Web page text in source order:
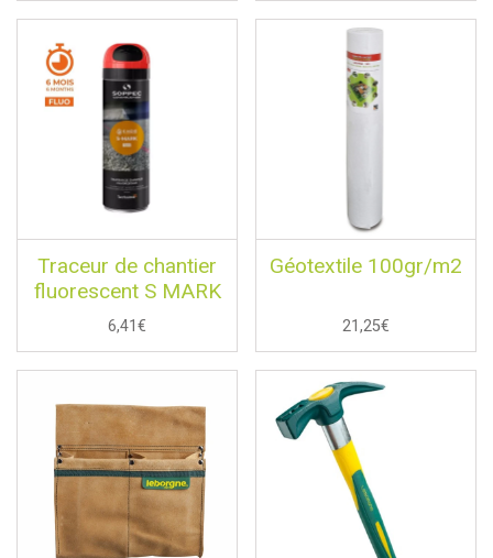
Traceur de chantier
fluorescent S MARK
6,41€
Géotextile 100gr/m2
21,25€